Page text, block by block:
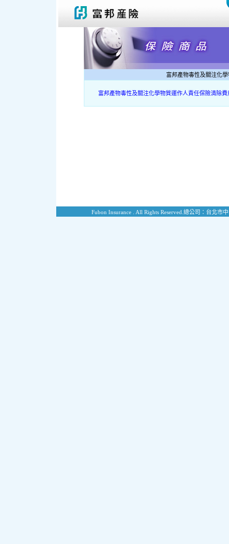
富邦產物毒性及關注化
富邦產物毒性及關注化學物質運作人責任保險清除
Fubon Insurance . All Rights Reserved. 總公司：台北市